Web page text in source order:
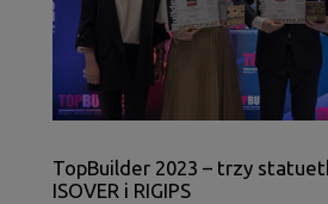
TopBuilder 2023 – trzy
ISOVER i RIGIPS